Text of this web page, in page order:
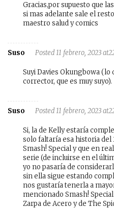
Gracias,por supuesto que
si mas adelante sale el
maestro salud y comics
Suso Posted 11 febrero, 2023
Suyi Davies Okungbowa (lo
corrector, que es muy suyo).
Suso Posted 11 febrero, 2023
Si, la de Kelly estaría
solo faltaría esa historia
Smash! Special y que en
serie (de incluirse en el
yo no pasaría de
sin ella sigue estando
nos gustaría tenerla a
mencionado Smash!
Zarpa de Acero y de The